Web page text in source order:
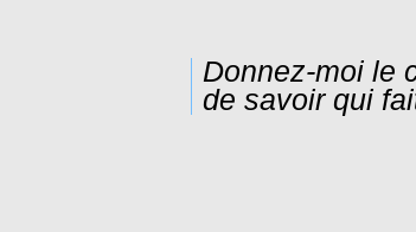
Donnez-moi le
de savoir qui